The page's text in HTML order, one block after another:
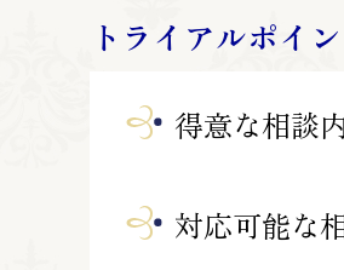
トライアルポイ
得意な相談
対応可能な